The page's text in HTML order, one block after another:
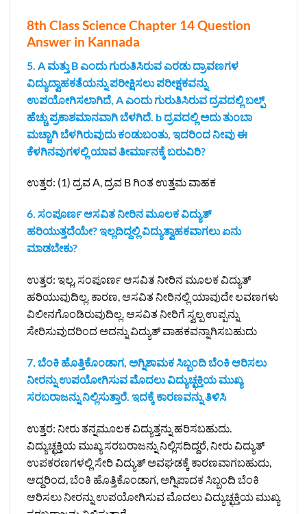
8th Class Science Chapter 14 Question
Answer in Kannada
5. A ಮತ್ತು B ಎಂದು ಗುರುತಿಸಿರುವ ಎರಡು ದ್ರಾವಣಗಳ
ವಿದ್ಯುದ್ವಾಹಕತೆಯನ್ನು ಪರೀಕ್ಷಿಸಲು ಪರೀಕ್ಷಕವನ್ನು
ಉಪಯೋಗಿಸಲಾಗಿದೆ, A ಎಂದು ಗುರುತಿಸಿರುವ ದ್ರವದಲ್ಲಿ ಬಲ್ಪ್
ಹೆಚ್ಚು ಪ್ರಕಾಶಮಾನವಾಗಿ ಬೆಳಗಿದೆ. ‌b ದ್ರವದಲ್ಲಿ ಅದು ತುಂಬಾ
ಮಚ್ಚಾಗಿ ಬೆಳಗಿರುವುದು ಕಂಡುಬಂತು, ಇದರಿಂದ ನೀವು ಈ
ಕೆಳಗಿನವುಗಳಲ್ಲಿ ಯಾವ ತೀರ್ಮಾನಕ್ಕೆ ಬರುವಿರಿ?
ಉತ್ತರ: (1) ದ್ರವ A, ದ್ರವ B ಗಿಂತ ಉತ್ತಮ ವಾಹಕ
6. ಸಂಪೂರ್ಣ ಆಸವಿತ ನೀರಿನ ಮೂಲಕ ವಿದ್ಯುತ್
ಹರಿಯುತ್ತದೆಯೇ? ಇಲ್ಲದಿದ್ದಲ್ಲಿ ವಿದ್ಯುತ್ವಾಹಕವಾಗಲು ಏನು
ಮಾಡಬೇಕು?
ಉತ್ತರ: ಇಲ್ಲ, ಸಂಪೂರ್ಣ ಆಸವಿತ ನೀರಿನ ಮೂಲಕ ವಿದ್ಯುತ್‌
ಹರಿಯುವುದಿಲ್ಲ. ಕಾರಣ, ಆಸವಿತ ನೀರಿನಲ್ಲಿ ಯಾವುದೇ ಲವಣಗಳು
ವಿಲೀನಗೊಂಡಿರುವುದಿಲ್ಲ. ಆಸವಿತ ನೀರಿಗೆ ಸ್ವಲ್ಪ ಉಪ್ಪನ್ನು
ಸೇರಿಸುವುದರಿಂದ ಅದನ್ನು ವಿದ್ಯುತ್‌ ವಾಹಕವನ್ನಾಗಿಸಬಹುದು
7. ಬೆಂಕಿ ಹೊತ್ತಿಕೊಂಡಾಗ, ಅಗ್ನಿಶಾಮಕ ಸಿಬ್ಬಂದಿ ಬೆಂಕಿ ಆರಿಸಲು
ನೀರನ್ನು ಉಪಯೋಗಿಸುವ ಮೊದಲು ವಿದ್ಯುಚ್ಛಕ್ತಿಯ ಮುಖ್ಯ
ಸರಬರಾಜನ್ನು ನಿಲ್ಲಿಸುತ್ತಾರೆ. ಇದಕ್ಕೆ ಕಾರಣವನ್ನು ತಿಳಿಸಿ
ಉತ್ತರ: ನೀರು ತನ್ನಮೂಲಕ ವಿದ್ಯುತ್ತನ್ನು ಹರಿಸಬಹುದು.
ವಿದ್ಯುಚ್ಛಕ್ತಿಯ ಮುಖ್ಯ ಸರಬರಾಜನ್ನು ನಿಲ್ಲಿಸದಿದ್ದರೆ, ನೀರು ವಿದ್ಯುತ್‌
ಉಪಕರಣಗಳಲ್ಲಿ ಸೇರಿ ವಿದ್ಯುತ್‌ ಅವಘಡಕ್ಕೆ ಕಾರಣವಾಗಬಹುದು,
ಆದ್ದರಿಂದ, ಬೆಂಕಿ ಹೊತ್ತಿಕೊಂಡಾಗ, ಅಗ್ನಿಪಾದಕ ಸಿಬ್ಬಂದಿ ಬೆಂಕಿ
ಆರಿಸಲು ನೀರನ್ನು ಉಪಯೋಗಿಸುವ ಮೊದಲು ವಿದ್ಯುಚ್ಛಕ್ತಿಯ ಮುಖ್ಯ